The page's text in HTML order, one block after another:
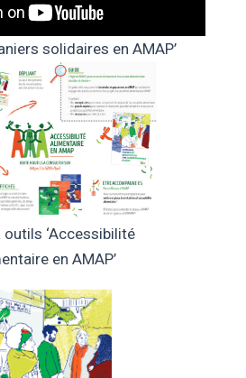
solidaires en AMAP’
outils ‘Accessibilité
en AMAP’